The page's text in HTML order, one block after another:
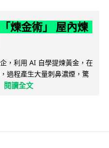
煉金術」 屋內煉
，利用 AI 自學提煉黃金，在
過程產生大量刺鼻濃煙，驚
閱讀全文